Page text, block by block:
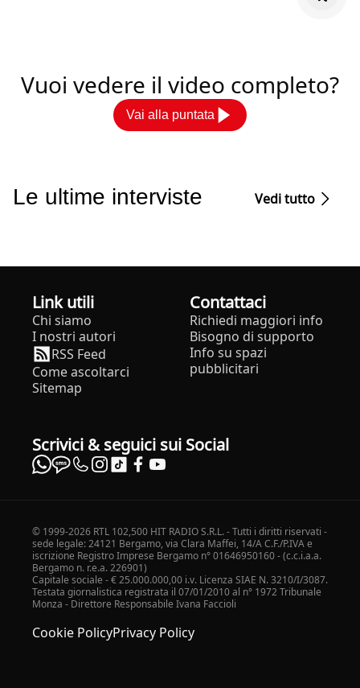
Vuoi vedere il video completo?
Vai alla puntata
Le ultime interviste Vedi tutto
Link utili
Chi siamo
I nostri autori
RSS Feed
Come ascoltarci
Sitemap
Contattaci
Richiedi maggiori info
Bisogno di supporto
Info su spazi
pubblicitari
Scrivici & seguici sui Social
© 1999-2026 RTL 102,500 HIT RADIO S.R.L. - Tutti i diritti riservati -
sede legale: 24121 Bergamo, via Clara Maffei, 14/A C.F./P.IVA e
iscrizione Registro Imprese Bergamo n° 01646950160 - (c.c.i.a.a.
Bergamo n. r.e.a. 226901)
Capitale sociale - € 25.000.000,00 i.v. Licenza SIAE N. 3210/I/3087.
Testata giornalistica registrata il 07/01/2010 al n° 1972 Tribunale
Monza - Direttore Responsabile Ivana Faccioli
Cookie PolicyPrivacy Policy